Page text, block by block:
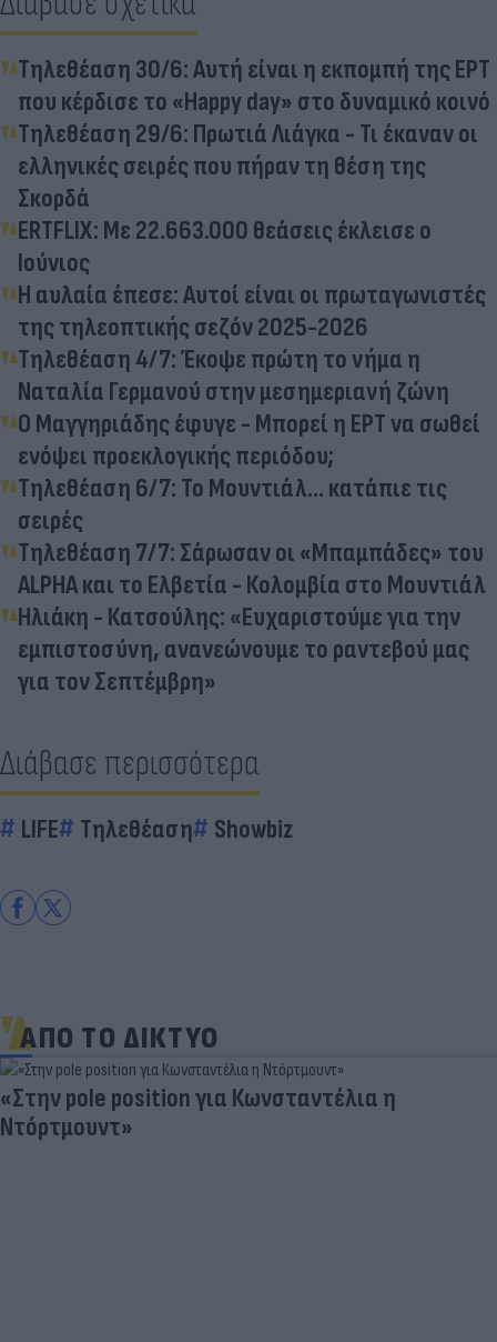
Τηλεθέαση 30/6: Αυτή είναι η εκπομπή της ΕΡΤ
που κέρδισε το «Happy day» στο δυναμικό κοινό
Τηλεθέαση 29/6: Πρωτιά Λιάγκα - Τι έκαναν οι
ελληνικές σειρές που πήραν τη θέση της
Σκορδά
ERTFLIX: Με 22.663.000 θεάσεις έκλεισε ο
Ιούνιος
Η αυλαία έπεσε: Αυτοί είναι οι πρωταγωνιστές
της τηλεοπτικής σεζόν 2025-2026
Τηλεθέαση 4/7: Έκοψε πρώτη το νήμα η
Ναταλία Γερμανού στην μεσημεριανή ζώνη
Ο Μαγγηριάδης έφυγε - Μπορεί η ΕΡΤ να σωθεί
ενόψει προεκλογικής περιόδου;
Τηλεθέαση 6/7: Το Μουντιάλ… κατάπιε τις
σειρές
Τηλεθέαση 7/7: Σάρωσαν οι «Μπαμπάδες» του
ALPHA και το Ελβετία - Κολομβία στο Μουντιάλ
Ηλιάκη - Κατσούλης: «Ευχαριστούμε για την
εμπιστοσύνη, ανανεώνουμε το ραντεβού μας
για τον Σεπτέμβρη»
Διάβασε περισσότερα
LIFE Τηλεθέαση Showbiz
ΑΠΟ ΤΟ ΔΙΚΤΥΟ
«Στην pole position για Κωνσταντέλια η
Ντόρτμουντ»